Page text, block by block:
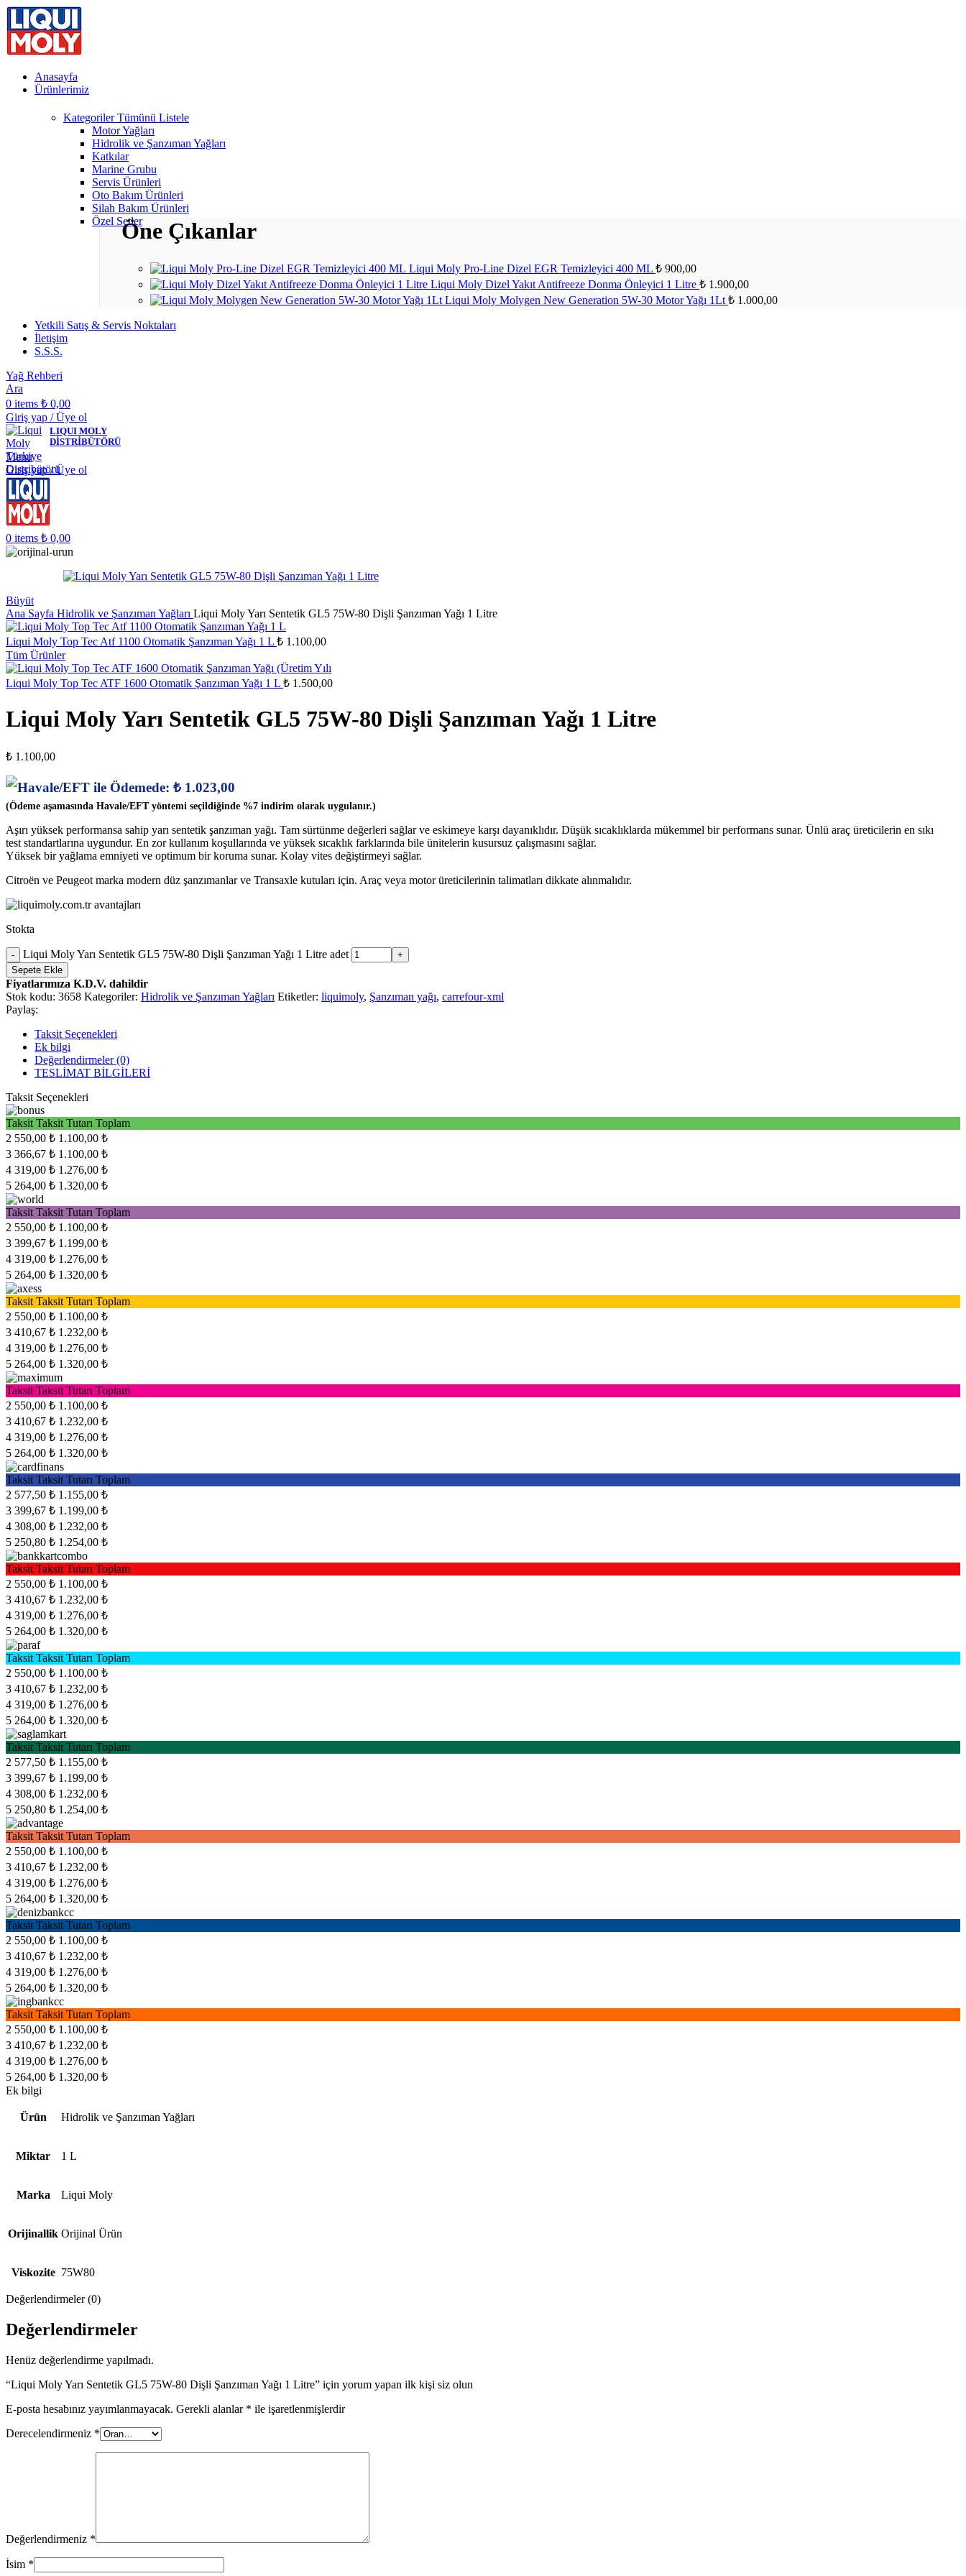
Anasayfa
Ürünlerimiz
KategorilerTümünü Listele
Motor Yağları
Hidrolik ve Şanzıman Yağları
Katkılar
Marine Grubu
Servis Ürünleri
Oto Bakım Ürünleri
Silah Bakım Ürünleri
Özel SetlerÖne Çıkanlar
Liqui Moly Pro-Line Dizel EGR Temizleyici 400 ML ₺ 900,00
Liqui Moly Dizel Yakıt Antifreeze Donma Önleyici 1 Litre ₺ 1.900,00
Liqui Moly Molygen New Generation 5W-30 Motor Yağı 1Lt ₺ 1.000,00
Yetkili Satış & Servis Noktaları
İletişim
S.S.S.
Yağ Rehberi
Ara
0 items ₺ 0,00
Giriş yap / Üye ol
LIQUI MOLY
DİSTRİBÜTÖRÜ
Menu
Giriş yap / Üye ol
0 items ₺ 0,00
Büyüt
Ana Sayfa Hidrolik ve Şanzıman Yağları Liqui Moly Yarı Sentetik GL5 75W-80 Dişli Şanzıman Yağı 1 Litre
Liqui Moly Top Tec Atf 1100 Otomatik Şanzıman Yağı 1 L ₺ 1.100,00
Tüm Ürünler
Liqui Moly Top Tec ATF 1600 Otomatik Şanzıman Yağı 1 L ₺ 1.500,00
Liqui Moly Yarı Sentetik GL5 75W-80 Dişli Şanzıman Yağı 1 Litre
₺ 1.100,00
Havale/EFT ile Ödemede: ₺ 1.023,00
(Ödeme aşamasında Havale/EFT yöntemi seçildiğinde %7 indirim olarak uygulanır.)
Aşırı yüksek performansa sahip yarı sentetik şanzıman yağı. Tam sürtünme değerleri sağlar ve eskimeye karşı dayanıklıdır. Düşük sıcaklıklarda mükemmel bir performans sunar. Ünlü araç üreticilerin en sıkı
test standartlarına uygundur. En zor kullanım koşullarında ve yüksek sıcaklık farklarında bile ünitelerin kusursuz çalışmasını sağlar.
Yüksek bir yağlama emniyeti ve optimum bir koruma sunar. Kolay vites değiştirmeyi sağlar.
Citroën ve Peugeot marka modern düz şanzımanlar ve Transaxle kutuları için. Araç veya motor üreticilerinin talimatları dikkate alınmalıdır.
Stokta
Liqui Moly Yarı Sentetik GL5 75W-80 Dişli Şanzıman Yağı 1 Litre adet
Sepete Ekle
Fiyatlarımıza K.D.V. dahildir
Stok kodu: 3658 Kategoriler: Hidrolik ve Şanzıman Yağları Etiketler: liquimoly, Şanzıman yağı, carrefour-xml
Paylaş:
Taksit Seçenekleri
Ek bilgi
Değerlendirmeler (0)
TESLİMAT BİLGİLERİ
Taksit Seçenekleri
Taksit Taksit Tutarı Toplam
2 550,00 ₺ 1.100,00 ₺
3 366,67 ₺ 1.100,00 ₺
4 319,00 ₺ 1.276,00 ₺
5 264,00 ₺ 1.320,00 ₺
Taksit Taksit Tutarı Toplam
2 550,00 ₺ 1.100,00 ₺
3 399,67 ₺ 1.199,00 ₺
4 319,00 ₺ 1.276,00 ₺
5 264,00 ₺ 1.320,00 ₺
Taksit Taksit Tutarı Toplam
2 550,00 ₺ 1.100,00 ₺
3 410,67 ₺ 1.232,00 ₺
4 319,00 ₺ 1.276,00 ₺
5 264,00 ₺ 1.320,00 ₺
Taksit Taksit Tutarı Toplam
2 550,00 ₺ 1.100,00 ₺
3 410,67 ₺ 1.232,00 ₺
4 319,00 ₺ 1.276,00 ₺
5 264,00 ₺ 1.320,00 ₺
Taksit Taksit Tutarı Toplam
2 577,50 ₺ 1.155,00 ₺
3 399,67 ₺ 1.199,00 ₺
4 308,00 ₺ 1.232,00 ₺
5 250,80 ₺ 1.254,00 ₺
Taksit Taksit Tutarı Toplam
2 550,00 ₺ 1.100,00 ₺
3 410,67 ₺ 1.232,00 ₺
4 319,00 ₺ 1.276,00 ₺
5 264,00 ₺ 1.320,00 ₺
Taksit Taksit Tutarı Toplam
2 550,00 ₺ 1.100,00 ₺
3 410,67 ₺ 1.232,00 ₺
4 319,00 ₺ 1.276,00 ₺
5 264,00 ₺ 1.320,00 ₺
Taksit Taksit Tutarı Toplam
2 577,50 ₺ 1.155,00 ₺
3 399,67 ₺ 1.199,00 ₺
4 308,00 ₺ 1.232,00 ₺
5 250,80 ₺ 1.254,00 ₺
Taksit Taksit Tutarı Toplam
2 550,00 ₺ 1.100,00 ₺
3 410,67 ₺ 1.232,00 ₺
4 319,00 ₺ 1.276,00 ₺
5 264,00 ₺ 1.320,00 ₺
Taksit Taksit Tutarı Toplam
2 550,00 ₺ 1.100,00 ₺
3 410,67 ₺ 1.232,00 ₺
4 319,00 ₺ 1.276,00 ₺
5 264,00 ₺ 1.320,00 ₺
Taksit Taksit Tutarı Toplam
2 550,00 ₺ 1.100,00 ₺
3 410,67 ₺ 1.232,00 ₺
4 319,00 ₺ 1.276,00 ₺
5 264,00 ₺ 1.320,00 ₺
Ek bilgi
Ürün Hidrolik ve Şanzıman Yağları
Miktar 1 L
Marka Liqui Moly
Orijinallik Orijinal Ürün
Viskozite 75W80
Değerlendirmeler (0)
Değerlendirmeler
Henüz değerlendirme yapılmadı.
“Liqui Moly Yarı Sentetik GL5 75W-80 Dişli Şanzıman Yağı 1 Litre” için yorum yapan ilk kişi siz olun
E-posta hesabınız yayımlanmayacak. Gerekli alanlar * ile işaretlenmişlerdir
Derecelendirmeniz *
Değerlendirmeniz *
İsim *